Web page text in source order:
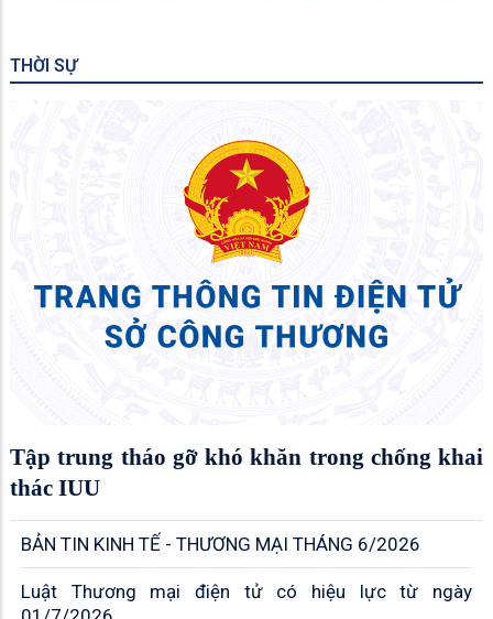
THỜI SỰ
Tập trung tháo gỡ khó khăn trong chống khai
thác IUU
BẢN TIN KINH TẾ - THƯƠNG MẠI THÁNG 6/2026
Luật Thương mại điện tử có hiệu lực từ ngày